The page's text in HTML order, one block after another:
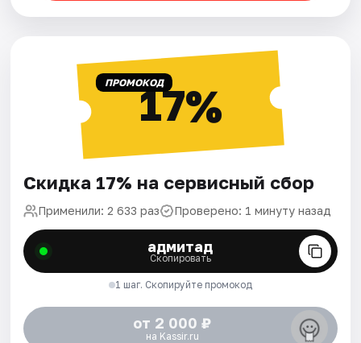
ПРОМОКОД17%
Скидка 17% на сервисный сбор
Применили: 2 633 раз Проверено: 1 минуту назад
адмитад
Скопировать
1 шаг. Скопируйте промокод
от 2 000 ₽
на Kassir.ru